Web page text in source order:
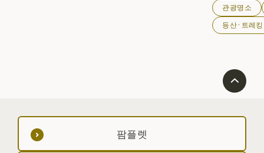
관광명소
등산·트레킹
팜플렛